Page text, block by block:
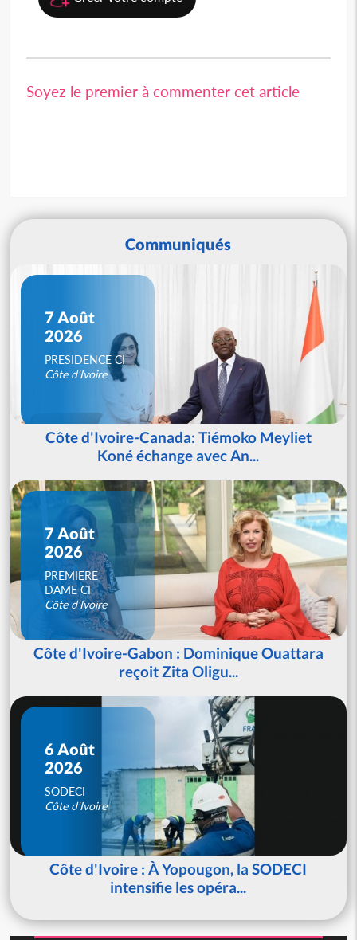
Soyez le premier à commenter cet article
Communiqués
7 Août
2026
PRESIDENCE CI
Côte d'Ivoire
Côte d'Ivoire-Canada: Tiémoko Meyliet
Koné échange avec An...
7 Août
2026
PREMIERE
DAME CI
Côte d'Ivoire
Côte d'Ivoire-Gabon : Dominique Ouattara
reçoit Zita Oligu...
6 Août
2026
SODECI
Côte d'Ivoire
Côte d'Ivoire : À Yopougon, la SODECI
intensifie les opéra...